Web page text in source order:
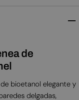
de
bioetanol elegante y
delgadas,